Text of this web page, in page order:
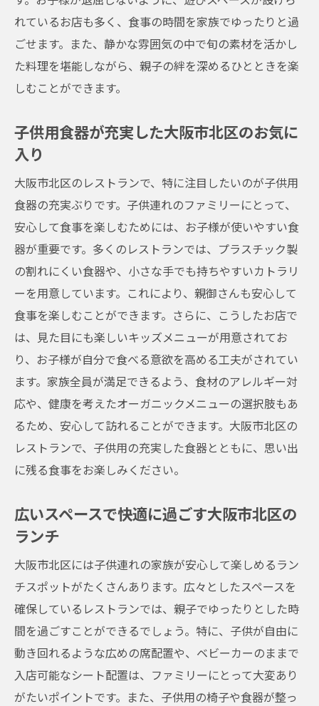
れているお店も多く、食事の時間を家族でゆったりと過
ごせます。また、静かな雰囲気の中で旬の素材を活かし
た料理を堪能しながら、親子の絆を深めるひとときを楽
しむことができます。
子供用食器が充実した大阪市北区のお気に
入り
大阪市北区のレストランで、特に注目したいのが子供用
食器の充実ぶりです。子供連れのファミリーにとって、
安心して食事を楽しむためには、お子様が使いやすい食
器が重要です。多くのレストランでは、プラスチック製
の割れにくい食器や、小さな手でも持ちやすいカトラリ
ーを用意しています。これにより、親御さんも安心して
食事を楽しむことができます。さらに、こうしたお店で
は、見た目にも楽しいキッズメニューが用意されてお
り、お子様が自分で食べる意欲を高める工夫がされてい
ます。家族全員が満足できるよう、食材のアレルギー対
応や、健康を考えたオーガニックメニューの選択肢もあ
るため、安心して訪れることができます。大阪市北区の
レストランで、子供用の充実した食器とともに、思い出
に残る食事をお楽しみください。
広いスペースで快適に過ごす大阪市北区の
ランチ
大阪市北区には子供連れの家族が安心して楽しめるラン
チスポットがたくさんあります。広々としたスペースを
確保しているレストランでは、親子でゆったりとした時
間を過ごすことができるでしょう。特に、子供が自由に
動き回れるような広めの席配置や、ベビーカーのままで
入店可能なシート配置は、ファミリーにとって大変あり
がたいポイントです。また、子供用の椅子や食器が整っ